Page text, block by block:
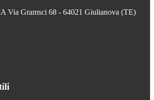
Via Gramsci 68 - 64021 Giulianova (TE)